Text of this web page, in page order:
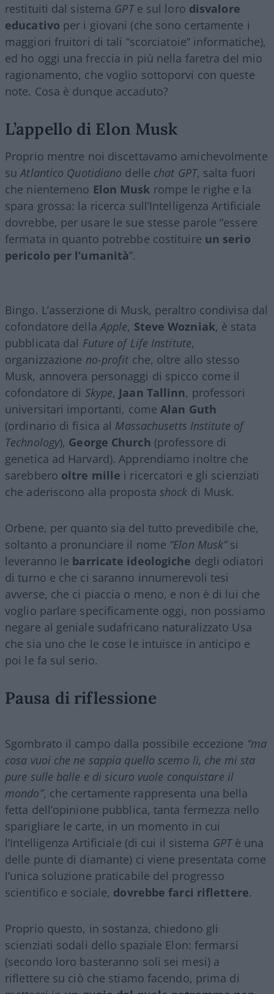
restituiti dal sistema GPTe sul loro disvalore
educativo per i giovani (che sono certamente i
maggiori fruitori di tali “scorciatoie” informatiche),
ed ho oggi una freccia in più nella faretra del mio
ragionamento, che voglio sottoporvi con queste
note. Cosa è dunque accaduto?
L’appello di Elon Musk
Proprio mentre noi discettavamo amichevolmente
suAtlantico Quotidiano delle chat GPT, salta fuori
che nientemeno Elon Musk rompe le righe e la
spara grossa: la ricerca sull’Intelligenza Artificiale
dovrebbe, per usare le sue stesse parole “essere
fermata in quanto potrebbe costituire un serio
pericolo per l’umanità”.
Bingo. L’asserzione di Musk, peraltro condivisa dal
cofondatore della Apple, Steve Wozniak, è stata
pubblicata dal Future of Life Institute,
organizzazione no-profit che, oltre allo stesso
Musk, annovera personaggi di spicco come il
cofondatore di Skype, Jaan Tallinn, professori
universitari importanti, comeAlan Guth
(ordinario di fisica al Massachusetts Institute of
Technology), George Church (professore di
genetica ad Harvard). Apprendiamo inoltre che
sarebbero oltre mille i ricercatori e gli scienziati
che aderiscono alla proposta shock di Musk.
Orbene, per quanto sia del tutto prevedibile che,
soltanto a pronunciare il nome “Elon Musk”si
leveranno le barricate ideologiche degli odiatori
di turno e che ci saranno innumerevoli tesi
avverse, che ci piaccia o meno, e non è di lui che
voglio parlare specificamente oggi, non possiamo
negare al geniale sudafricano naturalizzato Usa
che sia uno che le cose le intuisce in anticipo e
poi le fa sul serio.
Pausa di riflessione
Sgombrato il campo dalla possibile eccezione “ma
cosa vuoi che ne sappia quello scemo lì, che mi sta
pure sulle balle e di sicuro vuole conquistare il
mondo”, che certamente rappresenta una bella
fetta dell’opinione pubblica, tanta fermezza nello
sparigliare le carte, in un momento in cui
l’Intelligenza Artificiale (di cui il sistema GPTè una
delle punte di diamante) ci viene presentata come
l’unica soluzione praticabile del progresso
scientifico e sociale, dovrebbe farci riflettere.
Proprio questo, in sostanza, chiedono gli
scienziati sodali dello spaziale Elon: fermarsi
(secondo loro basteranno soli sei mesi) a
riflettere su ciò che stiamo facendo, prima di